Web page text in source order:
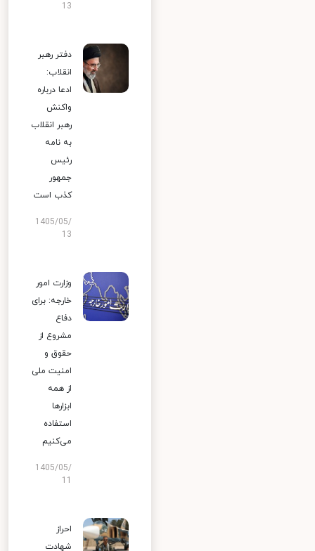
13
دفتر رهبر
انقلاب:
ادعا درباره
واکنش
رهبر انقلاب
به نامه
رئیس
جمهور
کذب است
1405/05/
13
وزارت امور
خارجه: برای
دفاع
مشروع از
حقوق و
امنیت ملی
از همه
ابزارها
استفاده
می‌کنیم
1405/05/
احراز
شهادت